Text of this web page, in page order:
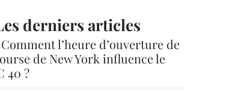
derniers articles
Comment l’heure d’ouverture de
de New York influence le
40 ?